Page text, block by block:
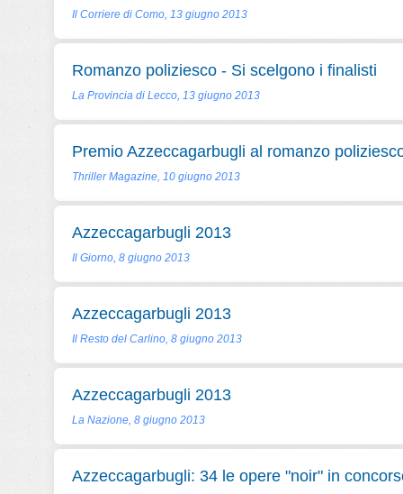
Il Corriere di Como, 13 giugno 2013
Romanzo poliziesco - Si scelgono i finalisti
La Provincia di Lecco, 13 giugno 2013
Premio Azzeccagarbugli al romanzo
Thriller Magazine, 10 giugno 2013
Azzeccagarbugli 2013
Il Giorno, 8 giugno 2013
Azzeccagarbugli 2013
Il Resto del Carlino, 8 giugno 2013
Azzeccagarbugli 2013
La Nazione, 8 giugno 2013
Azzeccagarbugli: 34 le opere "noir" in